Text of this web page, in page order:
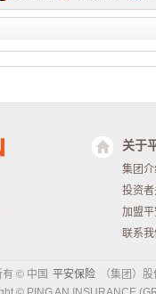
关于
集团
投资
加盟
联系
有 © 中国 平安保险
（集团）